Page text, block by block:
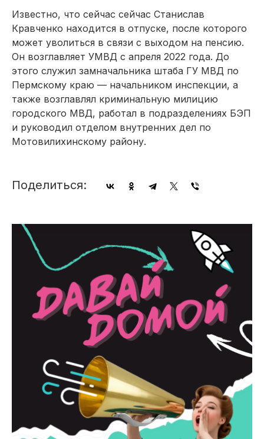
Известно, что сейчас сейчас Станислав
Кравченко находится в отпуске, после которого
может уволиться в связи с выходом на пенсию.
Он возглавляет УМВД с апреля 2022 года. До
этого служил замначальника штаба ГУ МВД по
Пермскому краю — начальником инспекции, а
также возглавлял криминальную милицию
городского МВД, работал в подразделениях БЭП
и руководил отделом внутренних дел по
Мотовилихинскому району.
Поделиться: